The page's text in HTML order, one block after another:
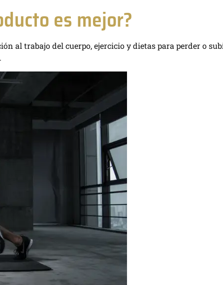
es mejor?
al trabajo del cuerpo, ejercicio y dietas para perder o